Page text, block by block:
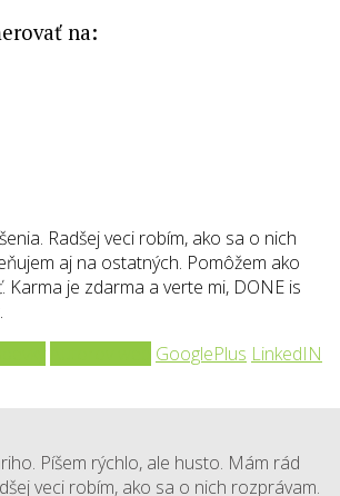
na:
Radšej veci robím, ako sa o nich
aj na ostatných. Pomôžem ako
Karma je zdarma a verte mi, DONE is
GooglePlus LinkedIN
Píšem rýchlo, ale husto. Mám rád
veci robím, ako sa o nich rozprávam.